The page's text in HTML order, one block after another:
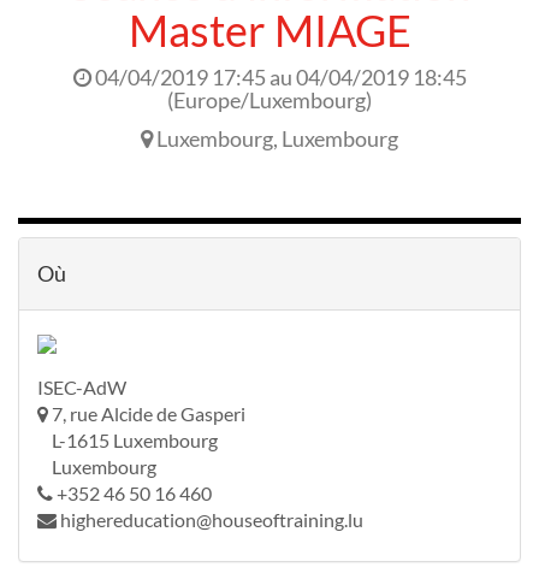
Master MIAGE
04/04/2019 17:45au04/04/2019 18:45
(Europe/Luxembourg)
Luxembourg, Luxembourg
Où
ISEC-AdW
7, rue Alcide de Gasperi
L-1615 Luxembourg
Luxembourg
+352 46 50 16 460
highereducation@houseoftraining.lu